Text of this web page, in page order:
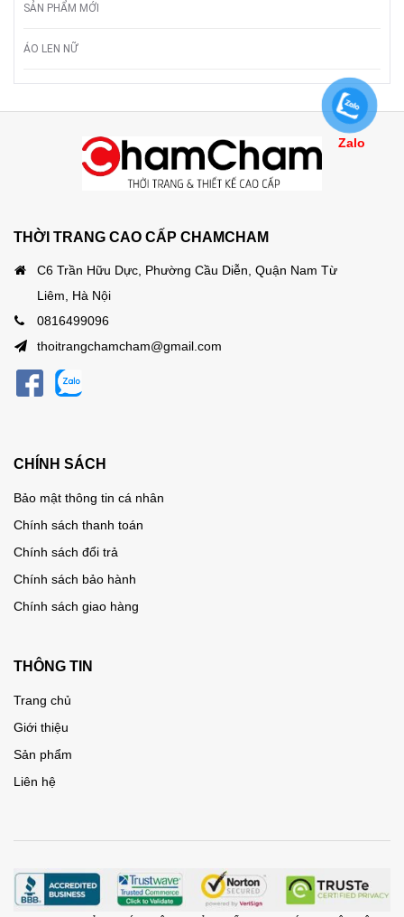
SẢN PHẨM MỚI
ÁO LEN NỮ
THỜI TRANG CAO CẤP CHAMCHAM
C6 Trần Hữu Dực, Phường Cầu Diễn, Quận Nam Từ
Liêm, Hà Nội
0816499096
thoitrangchamcham@gmail.com
CHÍNH SÁCH
Bảo mật thông tin cá nhân
Chính sách thanh toán
Chính sách đổi trả
Chính sách bảo hành
Chính sách giao hàng
THÔNG TIN
Trang chủ
Giới thiệu
Sản phẩm
Liên hệ
Zalo